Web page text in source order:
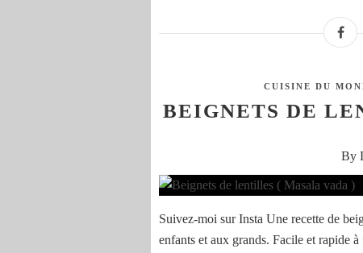
CUISINE DU
BEIGNETS DE
By
Suivez-moi sur Insta Une recette de
enfants et aux grands. Facile et rapide